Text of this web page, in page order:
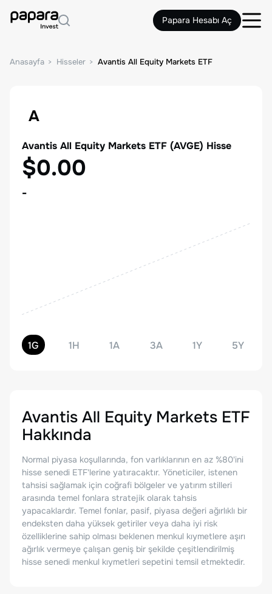
Papara Hesabı Aç
Anasayfa Hisseler Avantis All Equity Markets ETF
A
Avantis All Equity Markets ETF (AVGE) Hisse
$0.00
-
1G 1H 1A 3A 1Y 5Y
Avantis All Equity Markets ETF
Hakkında
Normal piyasa koşullarında, fon varlıklarının en az %80'ini
hisse senedi ETF'lerine yatıracaktır. Yöneticiler, istenen
tahsisi sağlamak için coğrafi bölgeler ve yatırım stilleri
arasında temel fonlara stratejik olarak tahsis
yapacaklardır. Temel fonlar, pasif, piyasa değeri ağırlıklı bir
endeksten daha yüksek getiriler veya daha iyi risk
özelliklerine sahip olması beklenen menkul kıymetlere aşırı
ağırlık vermeye çalışan geniş bir şekilde çeşitlendirilmiş
hisse senedi menkul kıymetleri sepetini temsil etmektedir.